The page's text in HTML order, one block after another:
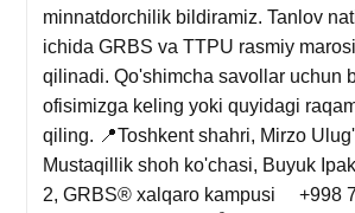
minnatdorchilik bildiramiz. Tanlov
ichida GRBS va TTPU rasmiy
qilinadi. Qo'shimcha savollar uchun
ofisimizga keling yoki quyidagi
qiling. 📍Toshkent shahri, Mirzo
Mustaqillik shoh ko'chasi, Buyuk
2, GRBS® xalqaro kampusi ⠀ +998